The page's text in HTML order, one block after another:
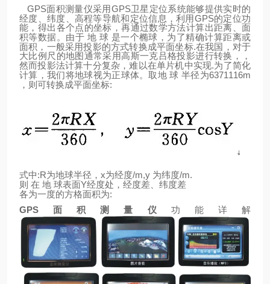
GPS面积测量仪采用GPS卫星定位系统能够提供实时的
经度、纬度、高程等导航和定位信息，利用GPS的定位功
能，得出各个点的坐标，再通过数学方法计算出距离、面
积等数据。由于 地 球 是一个椭球，为了精确计算距离或
面积，一般采用投影的方式转换成平面坐标.在我国，对于
大比例尺的地图通常采用高斯一克吕格投影进行转换，，
然而投影法计算十分复杂，难以在单片机中实现.为了简化
计算，我们将地球视为正球体。取地 球 半径为6371116m
，则可转换成平面坐标:
式中:R为地球半径， x为经度/m,y 为纬度/m.
则 在 地 球表面Y经度处，经度差、纬度差
各为一度的方格面积为:
GPS 面积测量仪 功能详解